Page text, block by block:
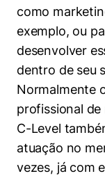
como
exemplo, ou
desenvolver
dentro de seu
Normalmente
profissional de
C-Level
atuação no
vezes, já com